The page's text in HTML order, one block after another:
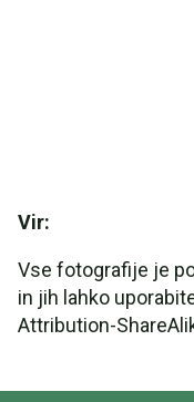
Vir:
Vse fotografije je
in jih lahko
Attribution-